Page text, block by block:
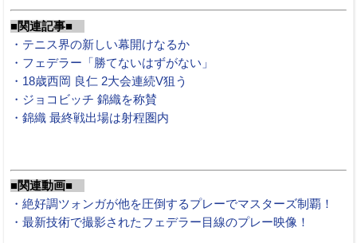
■関連記事■
・テニス界の新しい幕開けなるか
・フェデラー「勝てないはずがない」
・18歳西岡 良仁 2大会連続V狙う
・ジョコビッチ 錦織を称賛
・錦織 最終戦出場は射程圏内
■関連動画■
・絶好調ツォンガが他を圧倒するプレーでマスターズ制覇！
・最新技術で撮影されたフェデラー目線のプレー映像！